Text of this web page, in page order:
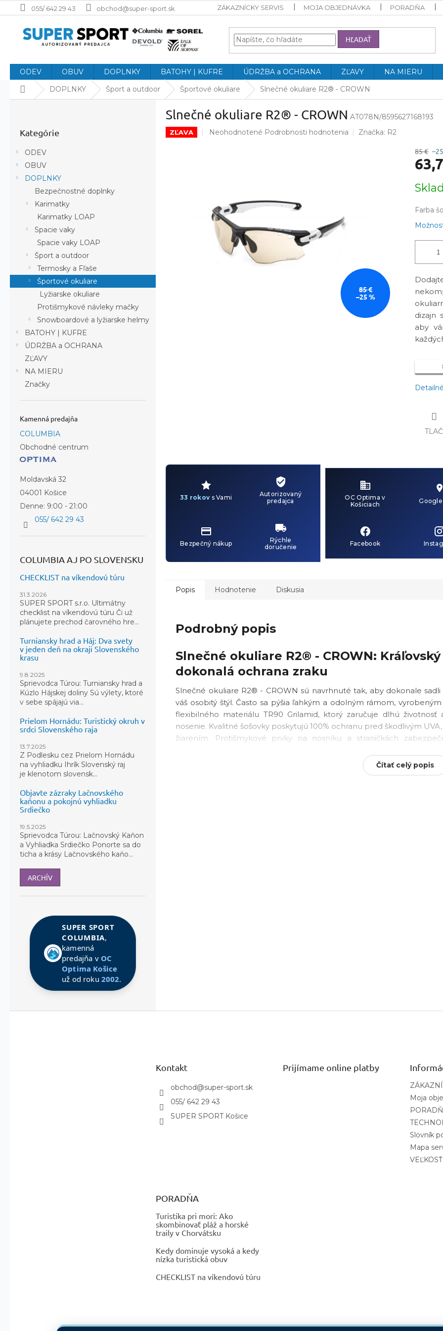
na
055/ 642 29 43 obchod@super-sport.sk ZÁKAZNÍCKY SERVIS MOJA OBJEDNÁVKA PORADŇA
HĽADAŤ
ODEV OBUV DOPLNKY BATOHY | KUFRE ÚDRŽBA a OCHRANA ZĽAVY NA MIERU
DomovDOPLNKY Šport a outdoor Športové okuliare Slnečné okuliare R2® - CROWN
kategórie
Kategórie
ODEV
OBUV
DOPLNKY
Bezpečnostné doplnky
Karimatky
Karimatky LOAP
Spacie vaky
Spacie vaky LOAP
Šport a outdoor
Termosky a Fľaše
Športové okuliare
Lyžiarske okuliare
Protišmykové návleky mačky
Snowboardové a lyžiarske helmy
BATOHY | KUFRE
ÚDRŽBA a OCHRANA
ZĽAVY
NA MIERU
Značky
Kamenná predajňa
COLUMBIA
Obchodné centrum
Moldavská 32
04001 Košice
Denne: 9:00 - 21:00
055/ 642 29 43
COLUMBIA AJ PO SLOVENSKU
CHECKLIST na víkendovú túru
31.3.2026
SUPER SPORT s.r.o. Ultimátny
checklist na víkendovú túru Či už
plánujete prechod čarovného hre...
Turniansky hrad a Háj: Dva svety
v jeden deň na okraji Slovenského
krasu
9.8.2025
Sprievodca Túrou: Turniansky hrad a
Kúzlo Hájskej doliny Sú výlety, ktoré
v sebe spájajú via...
Prielom Hornádu: Turistický okruh v
srdci Slovenského raja
13.7.2025
Z Podlesku cez Prielom Hornádu
na vyhliadku Ihrík Slovenský raj
je klenotom slovensk...
Objavte zázraky Lačnovského
kaňonu a pokojnú vyhliadku
Srdiečko
19.5.2025
Sprievodca Túrou: Lačnovský Kaňon
a Vyhliadka Srdiečko Ponorte sa do
ticha a krásy Lačnovského kaňo...
ARCHÍV
SUPER SPORT
COLUMBIA,
kamenná
predajňa v OC
Optima Košice
už od roku 2002.
Slnečné okuliare R2® - CROWN AT078N/8595627168193
ZĽAVA
Priemerné
Neohodnotené Podrobnosti hodnotenia Značka: R2
85 €
–25 %
85 €
cena:
Farba
dizajn
aby
TLAČ
33 rokov s Vami
Autorizovaný
predajca
Bezpečný nákup
Rýchle
doručenie
OC Optima v
Košiciach
Google
Facebook
Popis Hodnotenie Diskusia
Podrobný popis
Slnečné okuliare R2® - CROWN:
dokonalá ochrana zraku
Slnečné okuliare R2® - CROWN sú navrhnuté tak, aby dokonale sadli
váš osobitý štýl. Často sa pýšia ľahkým a odolným rámom,
flexibilného materiálu TR90 Grilamid, ktorý zaručuje dlhú životnosť
nosenie. Kvalitné šošovky poskytujú 100% ochranu pred škodlivým
žiarením. Protišmykové prvky na nosníku a straničkách
Čítať celý popis
Kontakt
obchod@super-sport.sk
055/ 642 29 43
SUPER SPORT Košice
Prijímame online platby
Moja
Slovník
Mapa
VEĽKOSŤ
PORADŇA
Turistika pri mori: Ako
skombinovať pláž a horské
traily v Chorvátsku
Kedy dominuje vysoká a kedy
nízka turistická obuv
CHECKLIST na víkendovú túru
Získajte 10
ÁNO Nie